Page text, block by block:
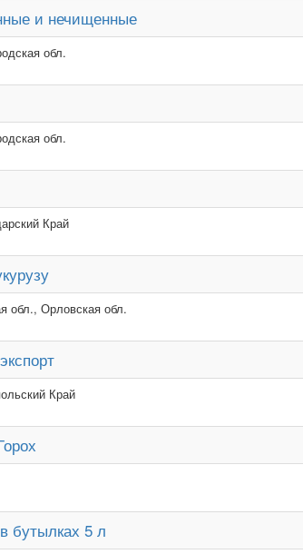
и нечищенные
обл.
обл.
Край
обл., Орловская обл.
Край
бутылках 5 л